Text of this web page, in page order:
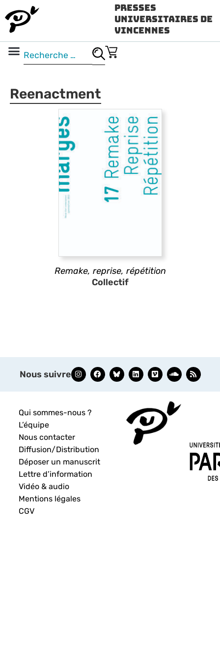
Presses
Universitaires de
Vincennes
Reenactment
Remake, reprise, répétition
Collectif
Nous suivre
Qui sommes-nous ?
L’équipe
Nous contacter
Diffusion/Distribution
Déposer un manuscrit
Lettre d’information
Vidéo & audio
Mentions légales
CGV